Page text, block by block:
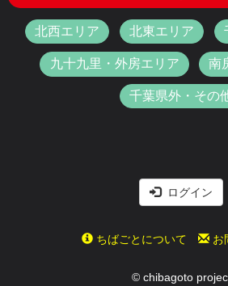
北西エリア 北東エリア
九十九里・外房エリア 南
千葉県外・その
ログイン
ちばごとについて お
© chibagoto